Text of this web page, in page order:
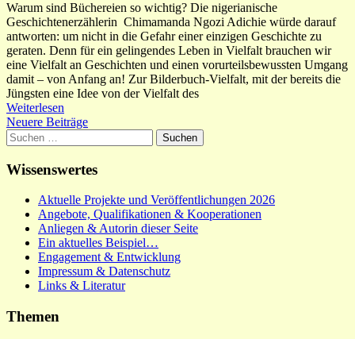
Warum sind Büchereien so wichtig? Die nigerianische
Geschichtenerzählerin Chimamanda Ngozi Adichie würde darauf
antworten: um nicht in die Gefahr einer einzigen Geschichte zu
geraten. Denn für ein gelingendes Leben in Vielfalt brauchen wir
eine Vielfalt an Geschichten und einen vorurteilsbewussten Umgang
damit – von Anfang an! Zur Bilderbuch-Vielfalt, mit der bereits die
Jüngsten eine Idee von der Vielfalt des
Weiterlesen
Beitragsnavigation
Neuere Beiträge
Suchen
nach:
Wissenswertes
Aktuelle Projekte und Veröffentlichungen 2026
Angebote, Qualifikationen & Kooperationen
Anliegen & Autorin dieser Seite
Ein aktuelles Beispiel…
Engagement & Entwicklung
Impressum & Datenschutz
Links & Literatur
Themen